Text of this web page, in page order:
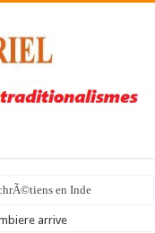
en Inde
arrive